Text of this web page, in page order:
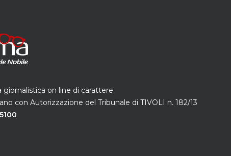
on line di carattere
con Autorizzazione del Tribunale di TIVOLI n. 182/13